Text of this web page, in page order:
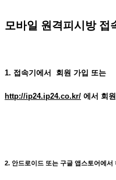
모바일 원격피시방 접
1. 접속기에서 회원 가입 또는
http://ip24.ip24.co.kr/ 에서 회
2. 안드로이드 또는 구글 앱스토어에서